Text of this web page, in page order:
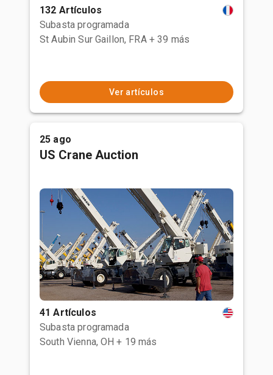
132 Artículos
Subasta programada
St Aubin Sur Gaillon, FRA + 39 más
Ver artículos
25 ago
US Crane Auction
41 Artículos
Subasta programada
South Vienna, OH + 19 más